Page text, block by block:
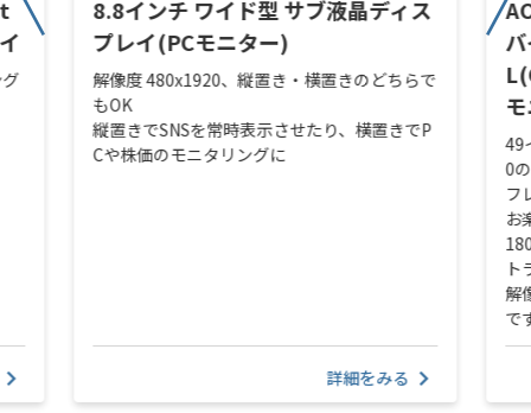
8.8インチ ワイド型 サブ液晶ディス
プレイ(PCモニター)
解像度 480x1920、縦置き・横置きのどちらで
もOK
縦置きでSNSを常時表示させたり、横置きでP
Cや株価のモニタリングに
詳細をみる
49
0
フ
お
ト
解
で